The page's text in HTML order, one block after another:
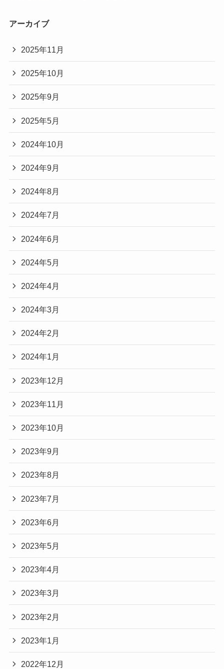
アーカイブ
2025年11月
2025年10月
2025年9月
2025年5月
2024年10月
2024年9月
2024年8月
2024年7月
2024年6月
2024年5月
2024年4月
2024年3月
2024年2月
2024年1月
2023年12月
2023年11月
2023年10月
2023年9月
2023年8月
2023年7月
2023年6月
2023年5月
2023年4月
2023年3月
2023年2月
2023年1月
2022年12月